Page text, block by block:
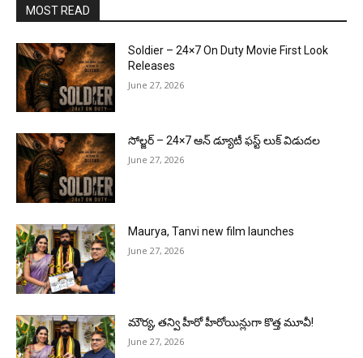
MOST READ
Soldier – 24×7 On Duty Movie First Look
Releases
June 27, 2026
సోల్జర్ – 24×7 ఆన్ డ్యూటీ ఫస్ట్ లుక్ విడుదల
June 27, 2026
Maurya, Tanvi new film launches
June 27, 2026
మౌర్య‌, త‌న్వి హీరో హీరోయిన్లుగా కొత్త మూవీ!
June 27, 2026